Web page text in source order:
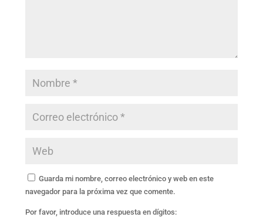
Guarda mi nombre, correo electrónico y web en este
navegador para la próxima vez que comente.
Por favor, introduce una respuesta en dígitos: